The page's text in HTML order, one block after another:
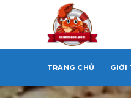
TRANG CHỦ GIỚI